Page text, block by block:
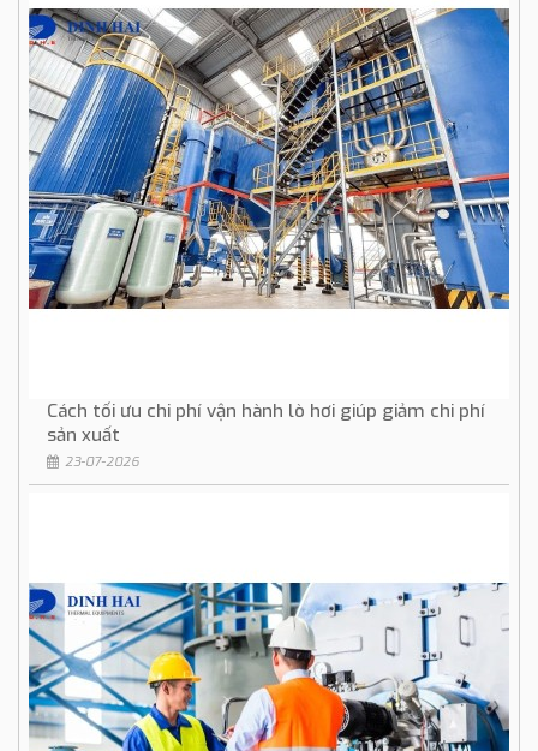
Cách tối ưu chi phí vận hành lò hơi giúp giảm chi phí
sản xuất
23-07-2026